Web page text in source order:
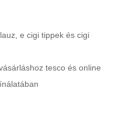
e cigi tippek és cigi
tesco és online